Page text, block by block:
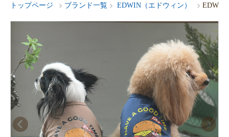
トップページ ブランド一覧 EDWIN（エドウィン） EDWIN